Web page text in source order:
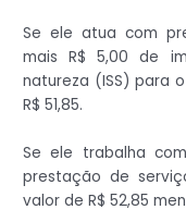
Se ele atua com
mais R$ 5,00 de
natureza (ISS) para
R$ 51,85.
Se ele trabalha
prestação de
valor de R$ 52,85